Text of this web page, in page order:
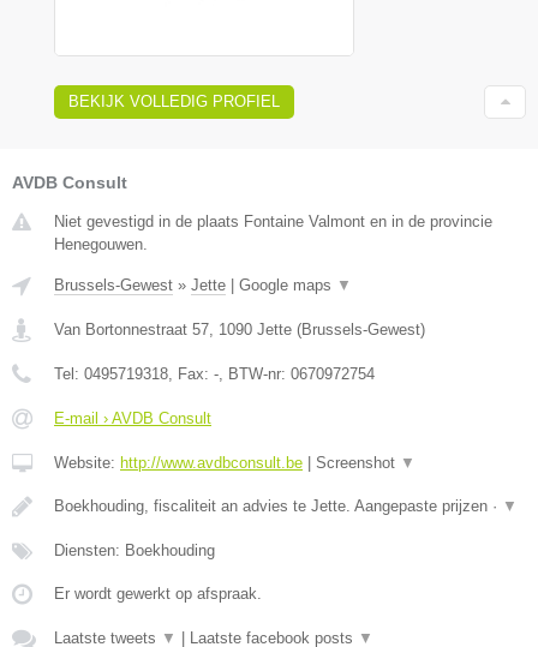
BEKIJK VOLLEDIG PROFIEL
AVDB Consult
Niet gevestigd in de plaats Fontaine Valmont en in de provincie
Henegouwen.
Brussels-Gewest » Jette | Google maps ▼
Van Bortonnestraat 57 1090 Jette (Brussels-Gewest)
Tel: 0495719318 , Fax: - , BTW-nr: 0670972754
E-mail › AVDB Consult
Website: http://www.avdbconsult.be | Screenshot ▼
Boekhouding, fiscaliteit an advies te Jette. Aangepaste prijzen · ▼
Diensten: Boekhouding
Er wordt gewerkt op afspraak.
Laatste tweets ▼ | Laatste facebook posts ▼